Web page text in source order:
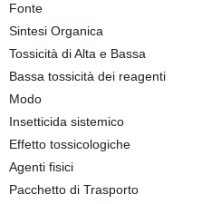
Fonte
Sintesi Organica
Tossicità di Alta e Bassa
Bassa tossicità dei reagenti
Modo
Insetticida sistemico
Effetto tossicologiche
Agenti fisici
Pacchetto di Trasporto